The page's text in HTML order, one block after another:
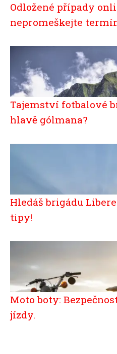
Odložené případy
nepromeškejte
Tajemství fotbalové
hlavě gólmana?
Hledáš brigádu
tipy!
Moto boty:
jízdy.